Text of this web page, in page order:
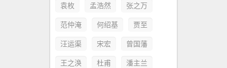
袁枚
孟浩然 张之万
范仲淹 何绍基 贾至
汪运渠 宋宏 曾国藩
王之涣 杜甫 潘主兰